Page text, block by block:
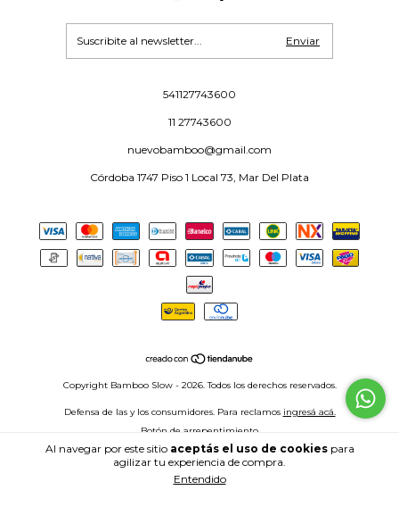
Al navegar por este sitio aceptás el uso de cookiespara
agilizar tu experiencia de compra.
Entendido
541127743600
11 27743600
nuevobamboo@gmail.com
Córdoba 1747 Piso 1 Local 73, Mar Del Plata
Copyright Bamboo Slow - 2026. Todos los derechos reservados.
Defensa de las y los consumidores. Para reclamos ingresá acá.
Botón de arrepentimiento